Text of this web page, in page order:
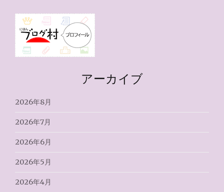
アーカイブ
2026年8月
2026年7月
2026年6月
2026年5月
2026年4月